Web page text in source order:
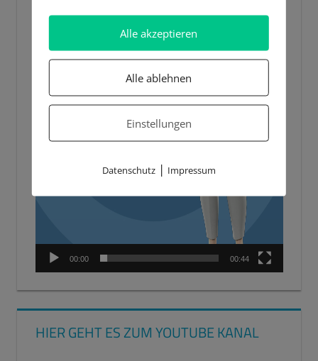
00:00 00:44
HIER GEHT ES ZUM YOUTUBE KANAL
Alle akzeptieren
Alle ablehnen
Einstellungen
Datenschutz| Impressum